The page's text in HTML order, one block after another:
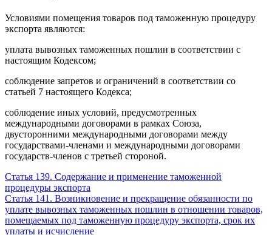
Условиями помещения товаров под таможенную процедуру
экспорта являются:
уплата вывозных таможенных пошлин в соответствии с
настоящим Кодексом;
соблюдение запретов и ограничений в соответствии со
статьей 7 настоящего Кодекса;
соблюдение иных условий, предусмотренных
международными договорами в рамках Союза,
двусторонними международными договорами между
государствами-членами и международными договорами
государств-членов с третьей стороной.
Статья 139. Содержание и применение таможенной
процедуры экспорта
Статья 141. Возникновение и прекращение обязанности по
уплате вывозных таможенных пошлин в отношении товаров,
помещаемых под таможенную процедуру экспорта, срок их
уплаты и исчисление